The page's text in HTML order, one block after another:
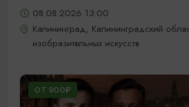
08.08.2026 13:00
Калининград, Калининградский
изобразительных искусств
ОТ 900₽